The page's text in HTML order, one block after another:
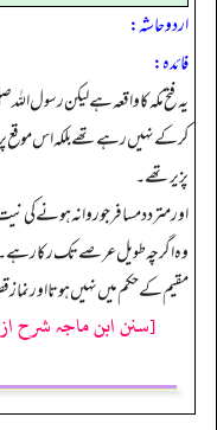
اردو حاشہ:
فائده:
یہ فتح مکہ كا واقعہ ہے لیکن رسول
کرکے نہیں رہے تھے بلکہ اس موقع پر
پزیر تھے۔
اور متردد مسافر جو روانہ ہونے کی
وہ اگرچہ طویل عرصے تک رکا
مقیم کے حکم میں نہیں ہوتا اور نماز
[سنن ابن ماجہ شرح